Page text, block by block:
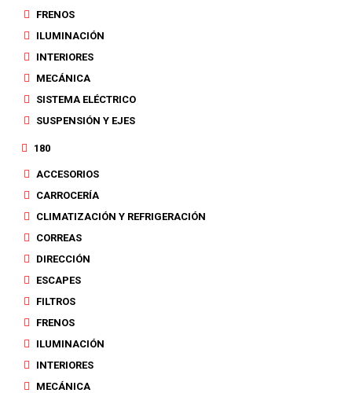
FRENOS
ILUMINACIÓN
INTERIORES
MECÁNICA
SISTEMA ELÉCTRICO
SUSPENSIÓN Y EJES
180
ACCESORIOS
CARROCERÍA
CLIMATIZACIÓN Y REFRIGERACIÓN
CORREAS
DIRECCIÓN
ESCAPES
FILTROS
FRENOS
ILUMINACIÓN
INTERIORES
MECÁNICA